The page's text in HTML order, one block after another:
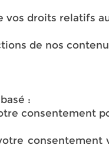
vos droits relatifs
de nos
:
consentement
consentement